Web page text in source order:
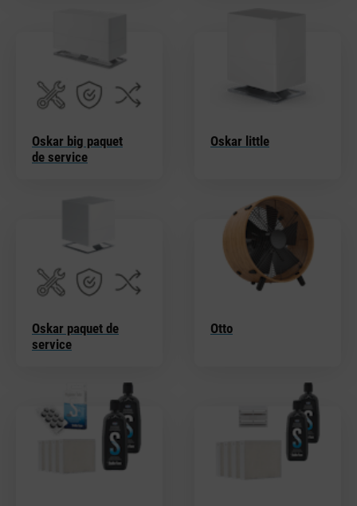
Oskar big paquet
de service
Oskar little
Oskar paquet de
service
Otto